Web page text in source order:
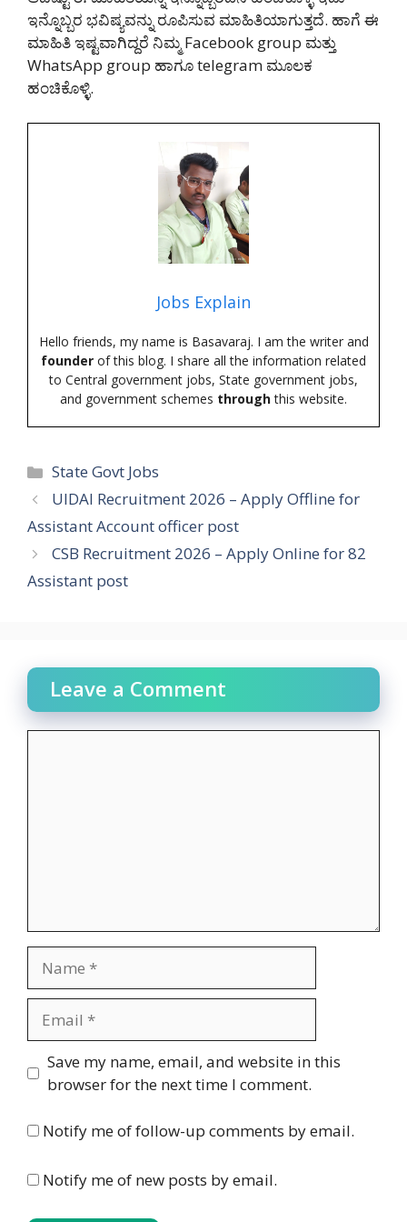
ಇನ್ನೊಬ್ಬರ ಭವಿಷ್ಯವನ್ನು ರೂಪಿಸುವ ಮಾಹಿತಿಯಾಗುತ್ತದೆ. ಹಾಗೆ ಈ
ಮಾಹಿತಿ ಇಷ್ಟವಾಗಿದ್ದರೆ ನಿಮ್ಮ Facebook group ಮತ್ತು
WhatsApp group ಹಾಗೂ telegram ಮೂಲಕ
ಹಂಚಿಕೊಳ್ಳಿ.
Jobs Explain
Hello friends, my name is Basavaraj. I am the writer and
founder of this blog. I share all the information related
to Central government jobs, State government jobs,
and government schemes throughthis website.
Categories
State Govt Jobs
UIDAI Recruitment 2026 – Apply Offline for
Assistant Account officer post
CSB Recruitment 2026 – Apply Online for 82
Assistant post
Leave a Comment
Website
Save my name, email, and website in this
browser for the next time I comment.
Notify me of follow-up comments by email.
Notify me of new posts by email.